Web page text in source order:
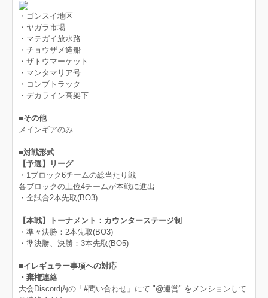
・ゴンスイ地区
・ヤガラ市場
・マテガイ放水路
・チョウザメ造船
・ザトウマーケット
・マンタマリア号
・コンブトラック
・デカライン高架下
■その他
メインギアのみ
■対戦形式
【予選】リーグ
・1ブロック6チームの総当たり戦
各ブロックの上位4チームが本戦に進出
・全試合2本先取(BO3)
【本戦】トーナメント：カウンターステージ制
・準々決勝：2本先取(BO3)
・準決勝、決勝：3本先取(BO5)
■イレギュラー事項への対応
・棄権連絡
大会Discord内の「#問い合わせ」にて "@運営" をメンションして